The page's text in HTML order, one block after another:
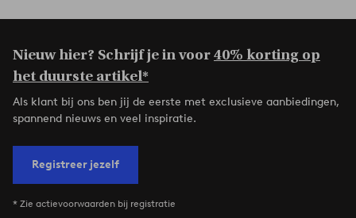
Nieuw hier? Schrijf je in voor40% korting op
het duurste artikel*
Als klant bij ons ben jij de eerste met exclusieve aanbiedingen,
spannend nieuws en veel inspiratie.
Registreer jezelf
* Zie actievoorwaarden bij registratie